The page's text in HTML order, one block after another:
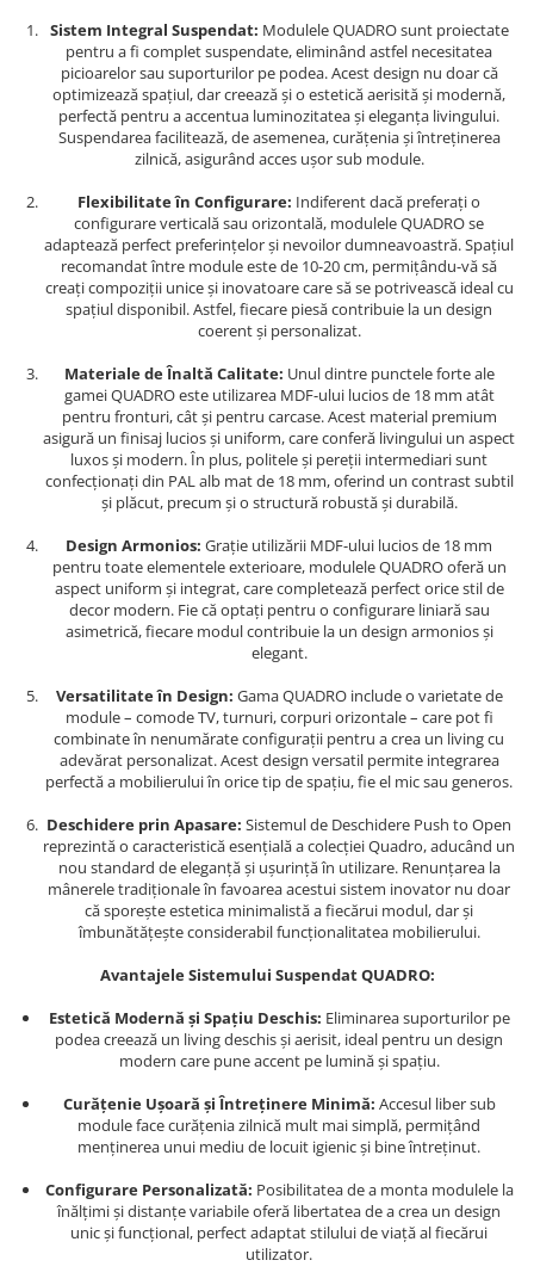
Sistem Integral Suspendat: Modulele QUADRO sunt proiectate
pentru a fi complet suspendate, eliminând astfel necesitatea
picioarelor sau suporturilor pe podea. Acest design nu doar că
optimizează spațiul, dar creează și o estetică aerisită și modernă,
perfectă pentru a accentua luminozitatea și eleganța livingului.
Suspendarea facilitează, de asemenea, curățenia și întreținerea
zilnică, asigurând acces ușor sub module.
Flexibilitate în Configurare: Indiferent dacă preferați o
configurare verticală sau orizontală, modulele QUADRO se
adaptează perfect preferințelor și nevoilor dumneavoastră. Spațiul
recomandat între module este de 10-20 cm, permițându-vă să
creați compoziții unice și inovatoare care să se potrivească ideal cu
spațiul disponibil. Astfel, fiecare piesă contribuie la un design
coerent și personalizat.
Materiale de Înaltă Calitate: Unul dintre punctele forte ale
gamei QUADRO este utilizarea MDF-ului lucios de 18 mm atât
pentru fronturi, cât și pentru carcase. Acest material premium
asigură un finisaj lucios și uniform, care conferă livingului un aspect
luxos și modern. În plus, politele și pereții intermediari sunt
confecționați din PAL alb mat de 18 mm, oferind un contrast subtil
și plăcut, precum și o structură robustă și durabilă.
Design Armonios: Grație utilizării MDF-ului lucios de 18 mm
pentru toate elementele exterioare, modulele QUADRO oferă un
aspect uniform și integrat, care completează perfect orice stil de
decor modern. Fie că optați pentru o configurare liniară sau
asimetrică, fiecare modul contribuie la un design armonios și
elegant.
Versatilitate în Design: Gama QUADRO include o varietate de
module – comode TV, turnuri, corpuri orizontale – care pot fi
combinate în nenumărate configurații pentru a crea un living cu
adevărat personalizat. Acest design versatil permite integrarea
perfectă a mobilierului în orice tip de spațiu, fie el mic sau generos.
Deschidere prin Apasare: Sistemul de Deschidere Push to Open
reprezintă o caracteristică esențială a colecției Quadro, aducând un
nou standard de eleganță și ușurință în utilizare. Renunțarea la
mânerele tradiționale în favoarea acestui sistem inovator nu doar
că sporește estetica minimalistă a fiecărui modul, dar și
îmbunătățește considerabil funcționalitatea mobilierului.
Avantajele Sistemului Suspendat QUADRO:
Estetică Modernă și Spațiu Deschis: Eliminarea suporturilor pe
podea creează un living deschis și aerisit, ideal pentru un design
modern care pune accent pe lumină și spațiu.
Curățenie Ușoară și Întreținere Minimă: Accesul liber sub
module face curățenia zilnică mult mai simplă, permițând
menținerea unui mediu de locuit igienic și bine întreținut.
Configurare Personalizată: Posibilitatea de a monta modulele la
înălțimi și distanțe variabile oferă libertatea de a crea un design
unic și funcțional, perfect adaptat stilului de viață al fiecărui
utilizator.